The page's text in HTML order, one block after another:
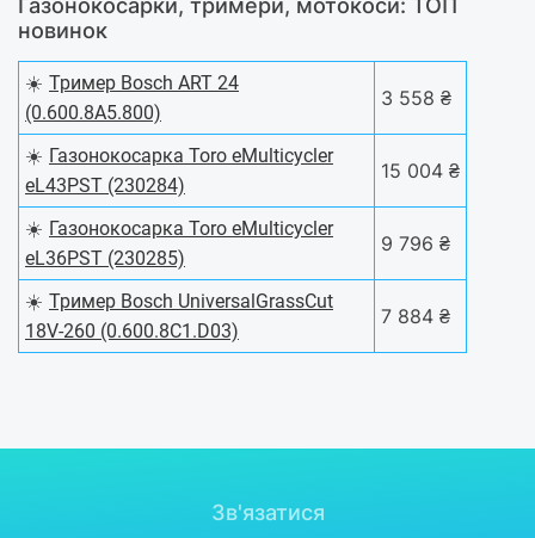
Газонокосарки, тримери, мотокоси: ТОП
новинок
☀️ Тример Bosch ART 24
(0.600.8A5.800)
3 558 ₴
☀️ Газонокосарка Toro eMulticycler
eL43PST (230284)
15 004 ₴
☀️ Газонокосарка Toro eMulticycler
eL36PST (230285)
9 796 ₴
☀️ Тример Bosch UniversalGrassCut
18V-260 (0.600.8C1.D03)
7 884 ₴
Зв'язатися